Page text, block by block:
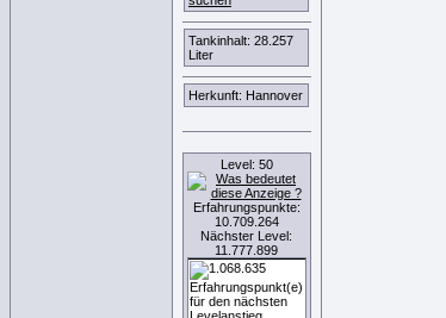
Tankinhalt: 28.257
Liter
Herkunft: Hannover
Level: 50
Erfahrungspunkte:
10.709.264
Nächster Level:
11.777.899